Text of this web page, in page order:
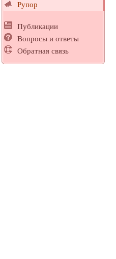
Рупор
Публикации
Вопросы и ответы
Обратная связь